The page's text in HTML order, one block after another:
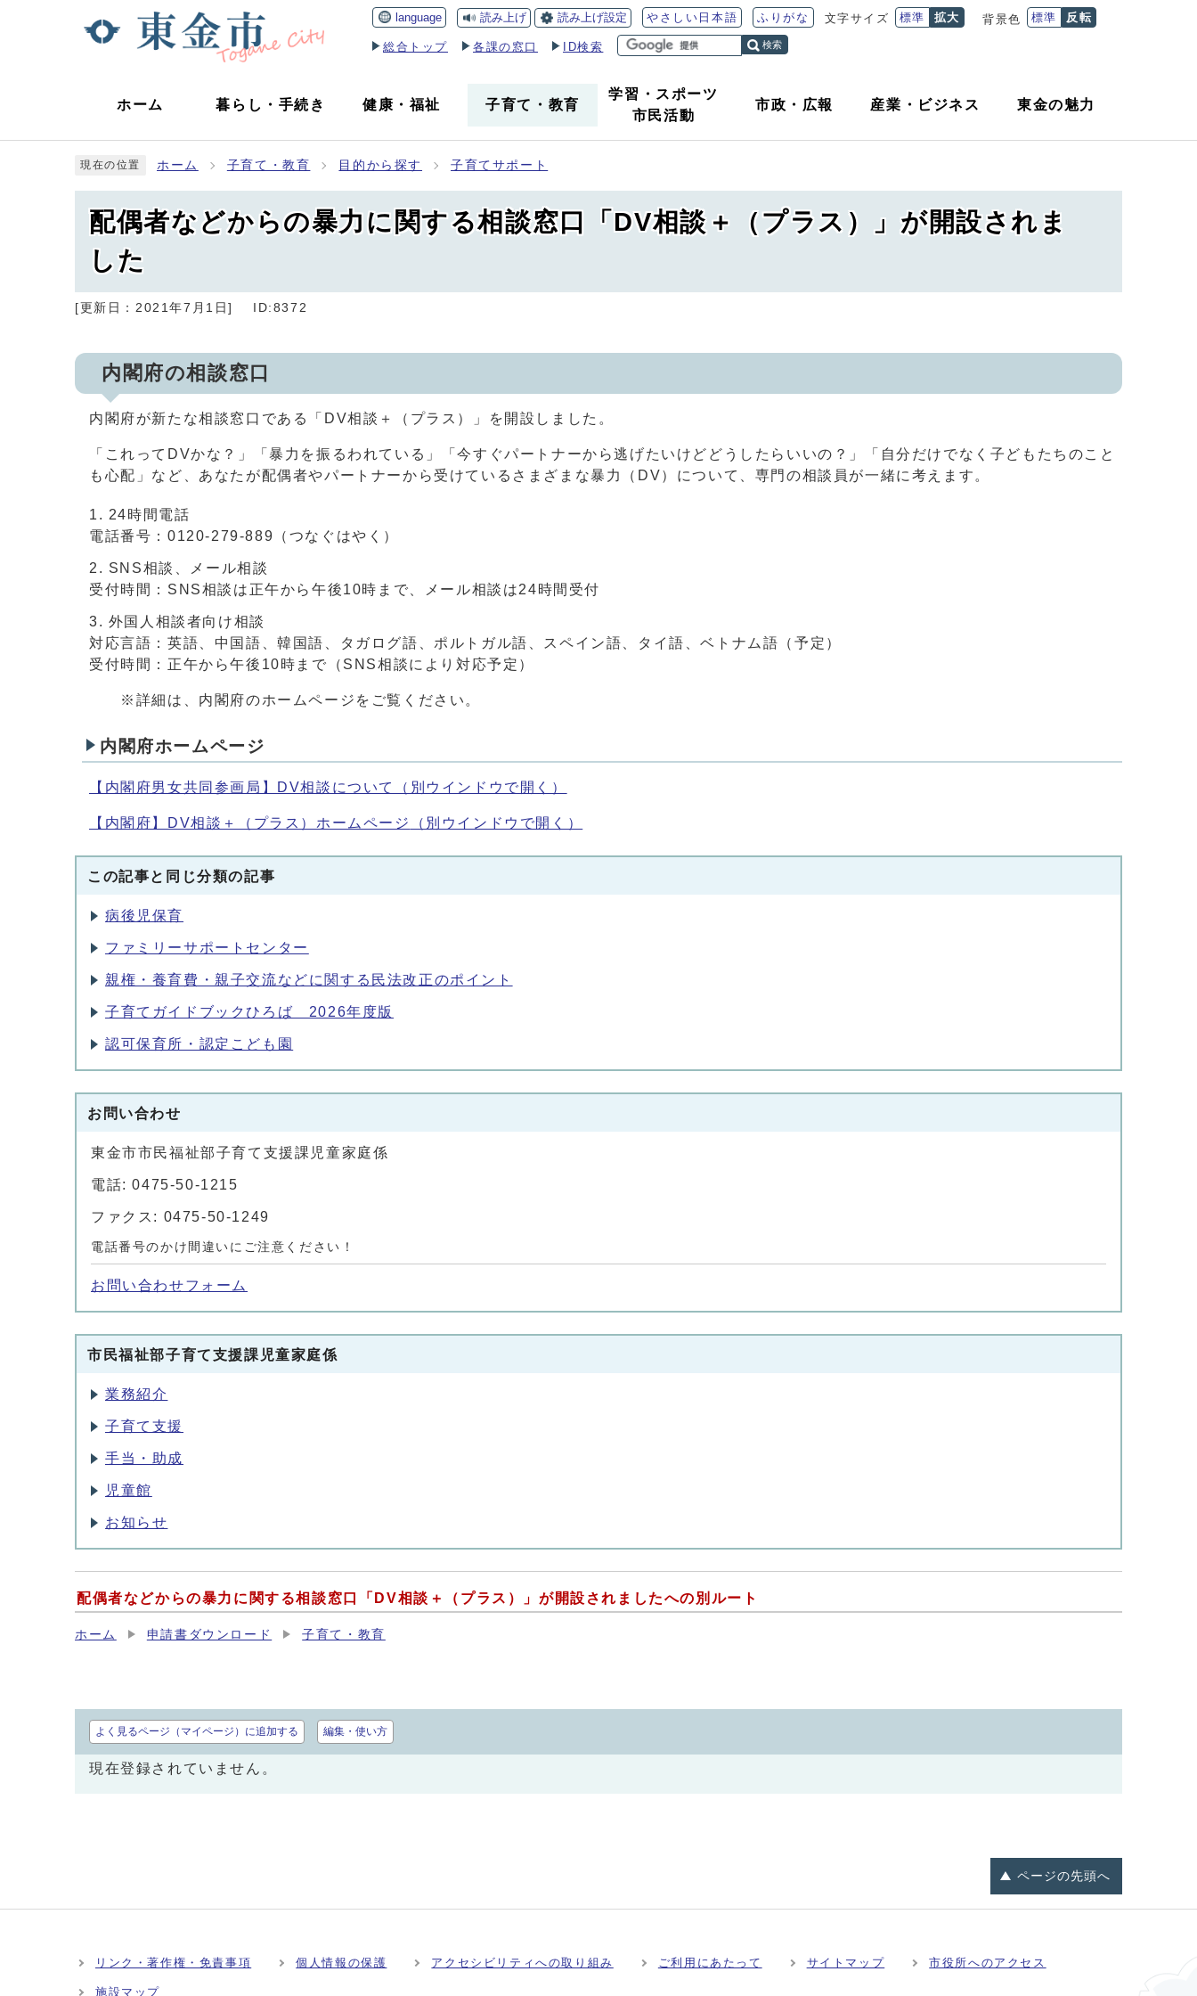
language 読み上げ 読み上げ設定 やさしい日本語 ふりがな 文字サイズ 標準 拡大 背景色 標準 反転
総合トップ 各課の窓口 ID検索 検索
ホーム 暮らし ・ 手続き 健康 ・福祉 子育て ・ 教育
学習・スポーツ
市民活動
市政 ・ 広報 産業 ・ ビジネス 東金の魅力
現在の位置 ホーム 子育て・教育 目的から探す 子育てサポート
配偶者などからの暴力に関する相談窓口「DV相談＋（プラス）」が開設されま
した
[更新日： 2021年7月1日] ID:8372
内閣府の相談窓口
内閣府が新たな相談窓口である「DV相談＋（プラス）」を開設しました。
「これってDVかな？」「暴力を振るわれている」「今すぐパートナーから逃げたいけどどうしたらいいの？」「自分だけでなく子どもたちのこと
も心配」など、あなたが配偶者やパートナーから受けているさまざまな暴力（DV）について、専門の相談員が一緒に考えます。
24時間電話
電話番号：0120-279-889（つなぐはやく）
SNS相談、メール相談
受付時間：SNS相談は正午から午後10時まで、メール相談は24時間受付
外国人相談者向け相談
対応言語：英語、中国語、韓国語、タガログ語、ポルトガル語、スペイン語、タイ語、ベトナム語（予定）
受付時間：正午から午後10時まで（SNS相談により対応予定）
※詳細は、内閣府のホームページをご覧ください。
内閣府ホームページ
【内閣府男女共同参画局】DV相談について （別ウインドウで開く）
【内閣府】DV相談＋（プラス）ホームページ （別ウインドウで開く）
この記事と同じ分類の記事
病後児保育
ファミリーサポートセンター
親権・養育費・親子交流などに関する民法改正のポイント
子育てガイドブックひろば 2026年度版
認可保育所・認定こども園
お問い合わせ
東金市市民福祉部子育て支援課児童家庭係
電話: 0475-50-1215
ファクス: 0475-50-1249
電話番号のかけ間違いにご注意ください！
お問い合わせフォーム
市民福祉部子育て支援課児童家庭係
業務紹介
子育て支援
手当・助成
児童館
お知らせ
配偶者などからの暴力に関する相談窓口「DV相談＋（プラス）」が開設されましたへの別ルート
ホーム 申請書ダウンロード 子育て・教育
よく見るページ（マイページ）に追加する 編集・使い方
現在登録されていません。
ページの先頭へ
リンク・著作権・免責事項 個人情報の保護 アクセシビリティへの取り組み ご利用にあたって サイトマップ 市役所へのアクセス
施設マップ